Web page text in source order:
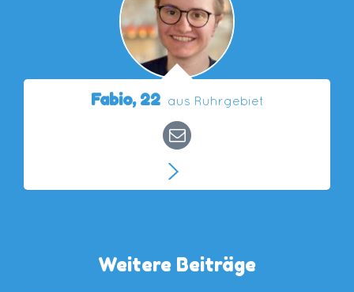
Fabio, 22 aus Ruhrgebiet
Weitere Beiträge